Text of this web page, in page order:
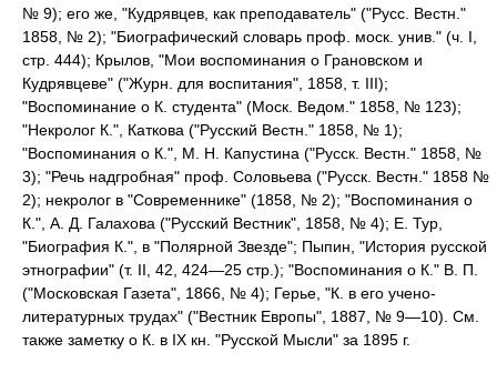
№ 9); его же, "Кудрявцев, как преподаватель" ("Русс. Вестн."
1858, № 2); "Биографический словарь проф. моск. унив." (ч. I,
стр. 444); Крылов, "Мои воспоминания о Грановском и
Кудрявцеве" ("Журн. для воспитания", 1858, т. III);
"Воспоминание о К. студента" (Моск. Ведом." 1858, № 123);
"Некролог К.", Каткова ("Русский Вестн." 1858, № 1);
"Воспоминания о К.", М. Н. Капустина ("Русск. Вестн." 1858, №
3); "Речь надгробная" проф. Соловьева ("Русск. Вестн." 1858 №
2); некролог в "Современнике" (1858, № 2); "Воспоминания о
К.", А. Д. Галахова ("Русский Вестник", 1858, № 4); E. Тур,
"Биография К.", в "Полярной Звезде"; Пыпин, "История русской
этнографии" (т. II, 42, 424—25 стр.); "Воспоминания о К." В. П.
("Московская Газета", 1866, № 4); Герье, "К. в его учено-
литературных трудах" ("Вестник Европы", 1887, № 9—10). См.
также заметку о К. в IX кн. "Русской Мысли" за 1895 г.